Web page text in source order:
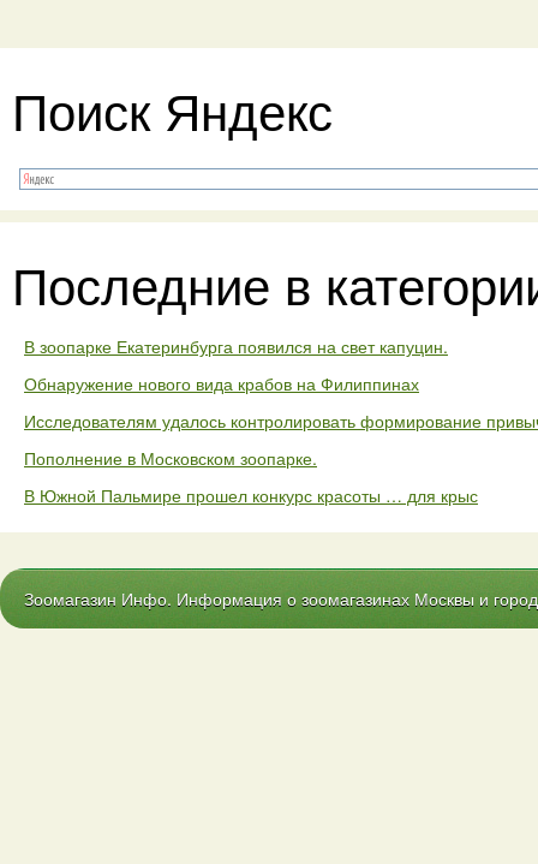
Поиск Яндекс
Последние в
В зоопарке Екатеринбурга появился на свет капуцин.
Обнаружение нового вида крабов на Филиппинах
Исследователям удалось контролировать формирование
Пополнение в Московском зоопарке.
В Южной Пальмире прошел конкурс красоты … для крыс
Зоомагазин Инфо. Информация о зоомагазинах Москвы и